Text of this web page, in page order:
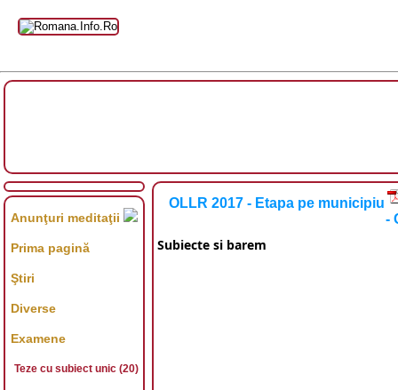
OLLR 2017 - Etapa pe municipiu
-
Subiecte si barem
Anunţuri meditaţii
Prima pagină
Ştiri
Diverse
Examene
Teze cu subiect unic (20)